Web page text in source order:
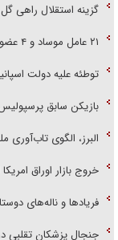
گزینه استقلال راهی
۲۱ عامل موساد و ۴ عضو باند‌های مسلح بازداشت شدند
توطئه علیه دولت
بازیکن سابق
البرز، الگوی
خروج بازار اوراق
فریاد‌ها و ناله‌های
جنجال پزشکان تقلبی